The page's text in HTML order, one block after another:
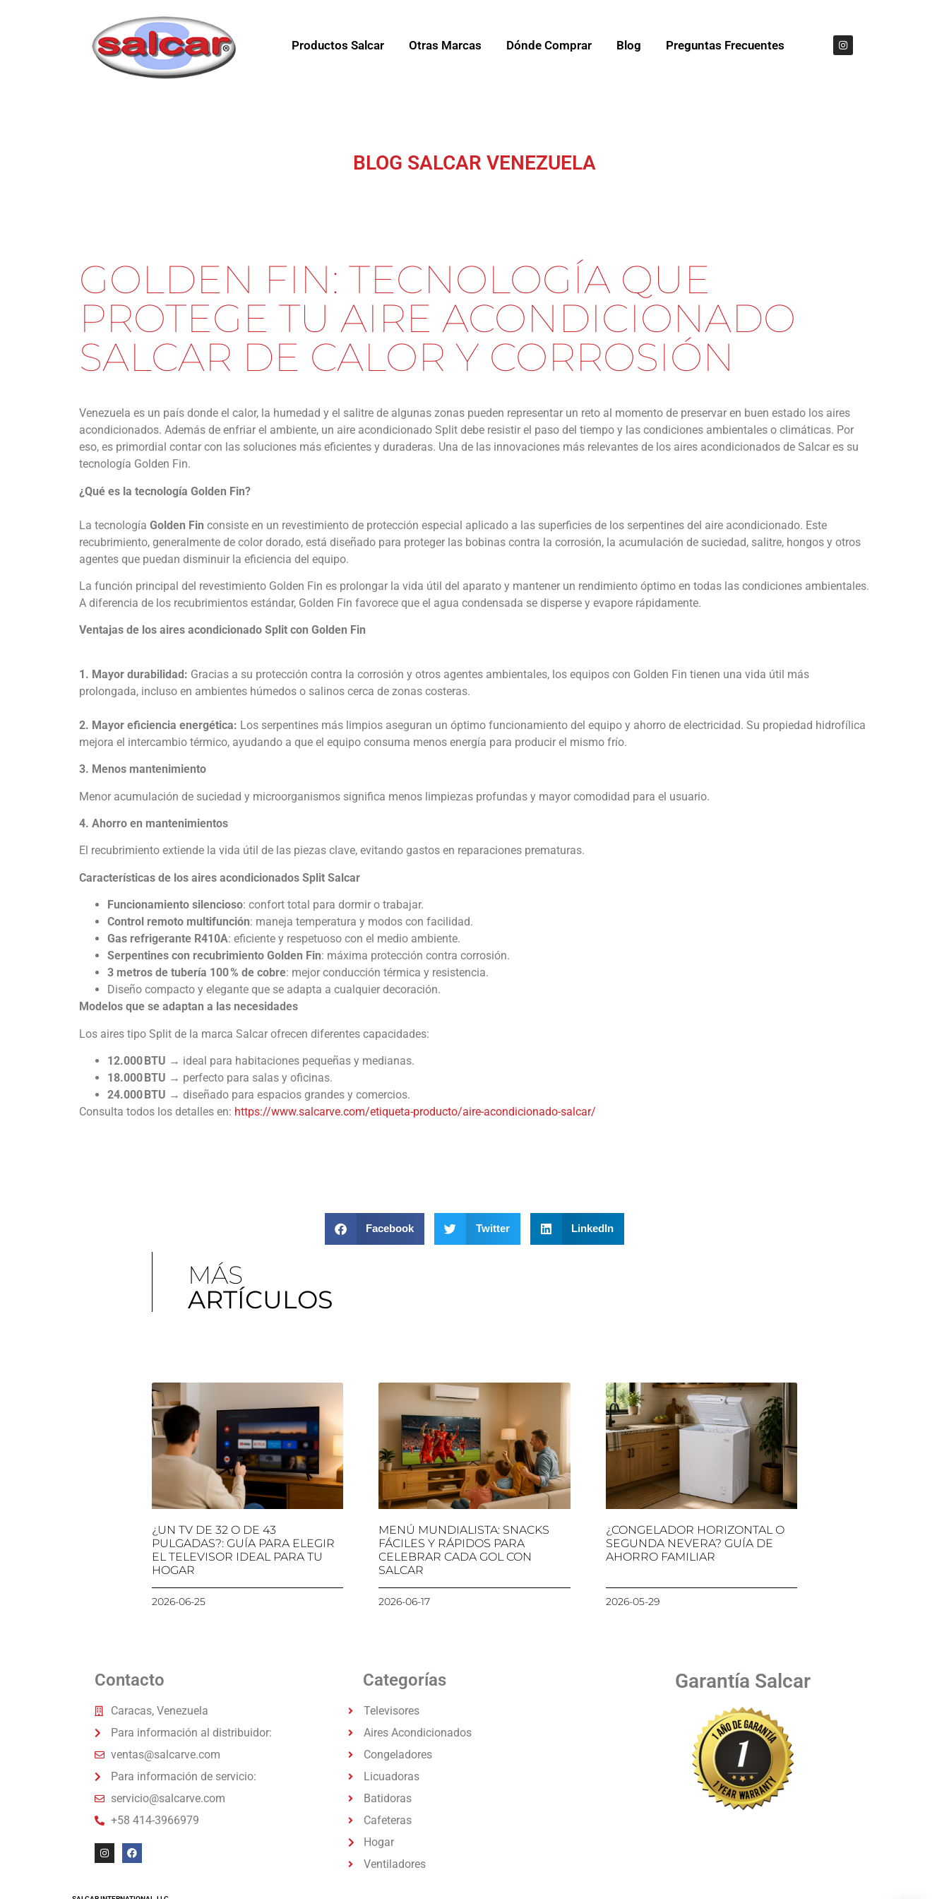
Productos Salcar Otras Marcas Dónde Comprar Blog Preguntas Frecuentes
BLOG SALCAR VENEZUELA
GOLDEN FIN: TECNOLOGÍA QUE
PROTEGE TU AIRE ACONDICIONADO
SALCAR DE CALOR Y CORROSIÓN
Venezuela es un país donde el calor, la humedad y el salitre de algunas zonas pueden representar un reto al momento de preservar en buen estado los aires
acondicionados. Además de enfriar el ambiente, un aire acondicionado Split debe resistir el paso del tiempo y las condiciones ambientales o climáticas. Por
eso, es primordial contar con las soluciones más eficientes y duraderas. Una de las innovaciones más relevantes de los aires acondicionados de Salcar es su
tecnología Golden Fin.
¿Qué es la tecnología Golden Fin?
La tecnología Golden Fin consiste en un revestimiento de protección especial aplicado a las superficies de los serpentines del aire acondicionado. Este
recubrimiento, generalmente de color dorado, está diseñado para proteger las bobinas contra la corrosión, la acumulación de suciedad, salitre, hongos y otros
agentes que puedan disminuir la eficiencia del equipo.
La función principal del revestimiento Golden Fin es prolongar la vida útil del aparato y mantener un rendimiento óptimo en todas las condiciones ambientales.
A diferencia de los recubrimientos estándar, Golden Fin favorece que el agua condensada se disperse y evapore rápidamente.
Ventajas de los aires acondicionado Split con Golden Fin
1. Mayor durabilidad: Gracias a su protección contra la corrosión y otros agentes ambientales, los equipos con Golden Fin tienen una vida útil más
prolongada, incluso en ambientes húmedos o salinos cerca de zonas costeras.
2. Mayor eficiencia energética: Los serpentines más limpios aseguran un óptimo funcionamiento del equipo y ahorro de electricidad. Su propiedad hidrofílica
mejora el intercambio térmico, ayudando a que el equipo consuma menos energía para producir el mismo frío.
3. Menos mantenimiento
Menor acumulación de suciedad y microorganismos significa menos limpiezas profundas y mayor comodidad para el usuario.
4. Ahorro en mantenimientos
El recubrimiento extiende la vida útil de las piezas clave, evitando gastos en reparaciones prematuras.
Características de los aires acondicionados Split Salcar
Funcionamiento silencioso: confort total para dormir o trabajar.
Control remoto multifunción: maneja temperatura y modos con facilidad.
Gas refrigerante R410A: eficiente y respetuoso con el medio ambiente.
Serpentines con recubrimiento Golden Fin: máxima protección contra corrosión.
3 metros de tubería 100 % de cobre: mejor conducción térmica y resistencia.
Diseño compacto y elegante que se adapta a cualquier decoración.
Modelos que se adaptan a las necesidades
Los aires tipo Split de la marca Salcar ofrecen diferentes capacidades:
12.000 BTU → ideal para habitaciones pequeñas y medianas.
18.000 BTU → perfecto para salas y oficinas.
24.000 BTU → diseñado para espacios grandes y comercios.
Consulta todos los detalles en: https://www.salcarve.com/etiqueta-producto/aire-acondicionado-salcar/
Facebook Twitter LinkedIn
MÁS
ARTÍCULOS
¿UN TV DE 32 O DE 43
PULGADAS?: GUÍA PARA ELEGIR
EL TELEVISOR IDEAL PARA TU
HOGAR
2026-06-25
MENÚ MUNDIALISTA: SNACKS
FÁCILES Y RÁPIDOS PARA
CELEBRAR CADA GOL CON
SALCAR
2026-06-17
¿CONGELADOR HORIZONTAL O
SEGUNDA NEVERA? GUÍA DE
AHORRO FAMILIAR
2026-05-29
Contacto
Caracas, Venezuela
Para información al distribuidor:
ventas@salcarve.com
Para información de servicio:
servicio@salcarve.com
+58 414-3966979
Categorías
Televisores
Aires Acondicionados
Congeladores
Licuadoras
Batidoras
Cafeteras
Hogar
Ventiladores
Garantía Salcar